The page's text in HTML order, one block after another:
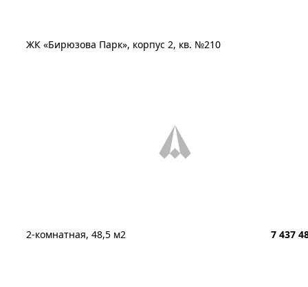
ЖК «Бирюзова Парк», корпус 2, кв. №210
2-комнатная, 48,5 м2 7 437